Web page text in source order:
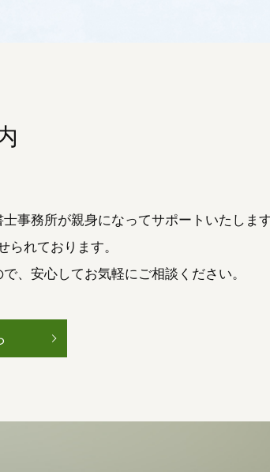
事務所が親身になってサポートいたします
られております。
、安心してお気軽にご相談ください。